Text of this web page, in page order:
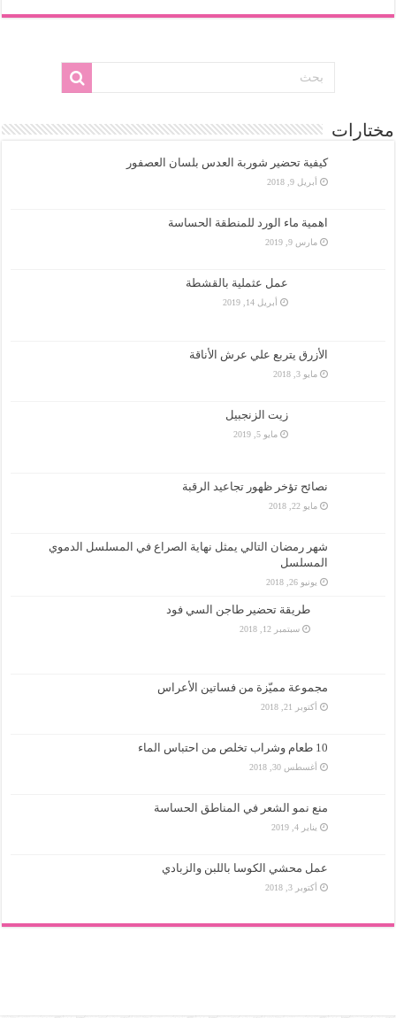
مختارات
كيفية تحضير شوربة العدس بلسان العصفور
أبريل 9, 2018
اهمية ماء الورد للمنطقة الحساسة
مارس 9, 2019
عمل عثملية بالقشطة
أبريل 14, 2019
الأزرق يتربع علي عرش الأناقة
مايو 3, 2018
زيت الزنجبيل
مايو 5, 2019
نصائح تؤخر ظهور تجاعيد الرقبة
مايو 22, 2018
شهر رمضان التالي يمثل نهاية الصراع في المسلسل الدموي
المسلسل
يونيو 26, 2018
طريقة تحضير طاجن السي فود
سبتمبر 12, 2018
مجموعة مميّزة من فساتين الأعراس
أكتوبر 21, 2018
10 طعام وشراب تخلص من احتباس الماء
أغسطس 30, 2018
منع نمو الشعر في المناطق الحساسة
يناير 4, 2019
عمل محشي الكوسا باللبن والزبادي
أكتوبر 3, 2018